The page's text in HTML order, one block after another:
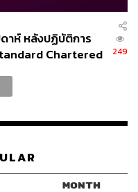
าห์ หลังปฏิบัติการ
Chartered
249
MONTH